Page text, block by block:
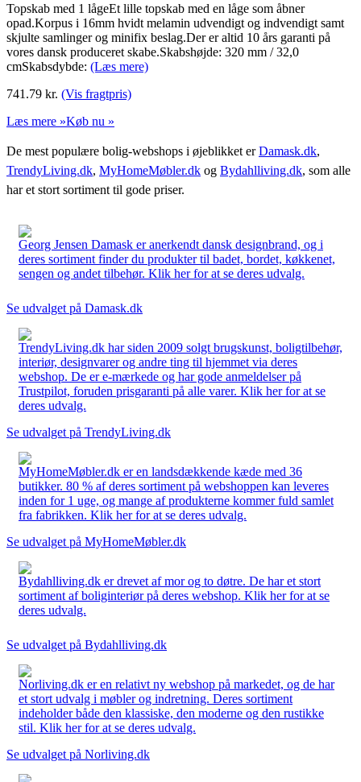
Topskab med 1 lågeEt lille topskab med en låge som åbner
opad.Korpus i 16mm hvidt melamin udvendigt og indvendigt samt
skjulte samlinger og minifix beslag.Der er altid 10 års garanti på
vores dansk produceret skabe.Skabshøjde: 320 mm / 32,0
cmSkabsdybde: (Læs mere)
741.79 kr. (Vis fragtpris)
Læs mere »Køb nu »
De mest populære bolig-webshops i øjeblikket erDamask.dk,
TrendyLiving.dk, MyHomeMøbler.dk og Bydahlliving.dk, som alle
har et stort sortiment til gode priser.
Georg Jensen Damask er anerkendt dansk designbrand, og i
deres sortiment finder du produkter til badet, bordet, køkkenet,
sengen og andet tilbehør. Klik her for at se deres udvalg.
Se udvalget på Damask.dk
TrendyLiving.dk har siden 2009 solgt brugskunst, boligtilbehør,
interiør, designvarer og andre ting til hjemmet via deres
webshop. De er e-mærkede og har gode anmeldelser på
Trustpilot, foruden prisgaranti på alle varer. Klik her for at se
deres udvalg.
Se udvalget på TrendyLiving.dk
MyHomeMøbler.dk er en landsdækkende kæde med 36
butikker. 80 % af deres sortiment på webshoppen kan leveres
inden for 1 uge, og mange af produkterne kommer fuld samlet
fra fabrikken. Klik her for at se deres udvalg.
Se udvalget på MyHomeMøbler.dk
Bydahlliving.dk er drevet af mor og to døtre. De har et stort
sortiment af boliginteriør på deres webshop. Klik her for at se
deres udvalg.
Se udvalget på Bydahlliving.dk
Norliving.dk er en relativt ny webshop på markedet, og de har
et stort udvalg i møbler og indretning. Deres sortiment
indeholder både den klassiske, den moderne og den rustikke
stil. Klik her for at se deres udvalg.
Se udvalget på Norliving.dk